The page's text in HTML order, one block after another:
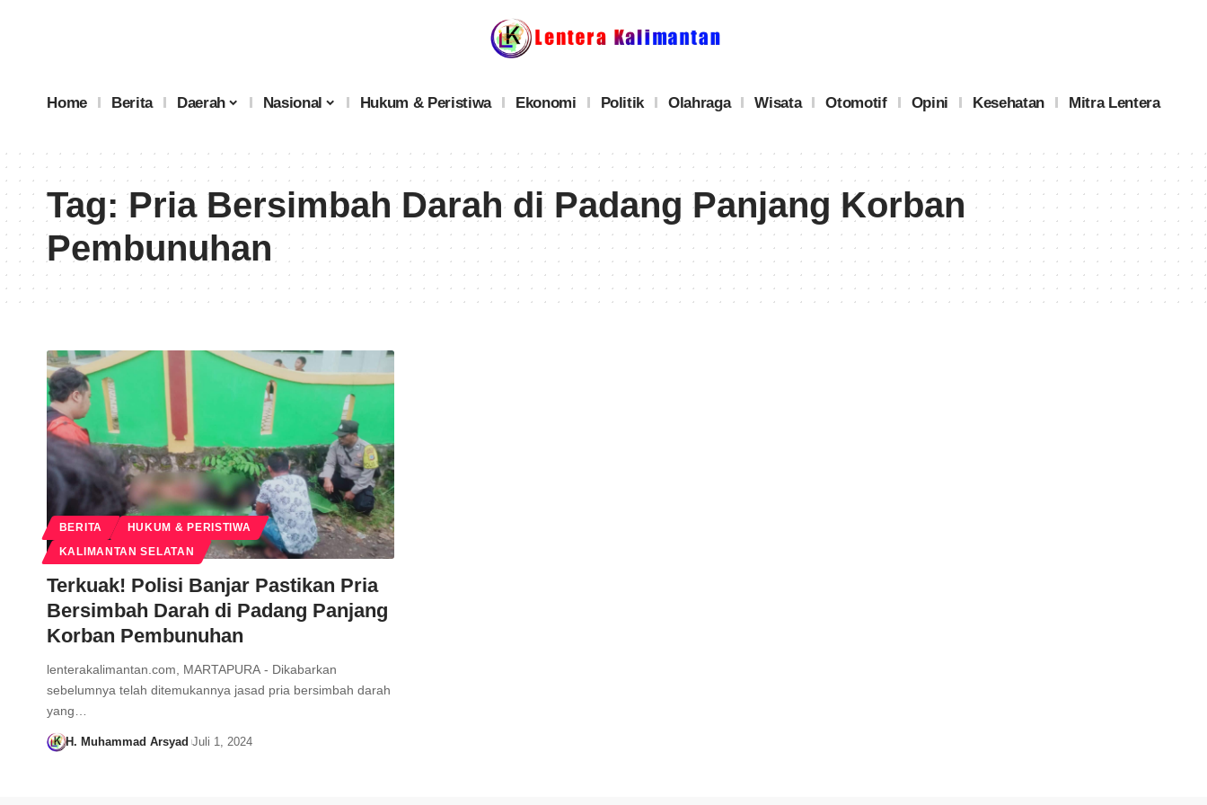
Home Berita Daerah Nasional Hukum & Peristiwa Ekonomi Politik Olahraga Wisata Otomotif Opini Kesehatan Mitra Lentera
Tag:Pria Bersimbah Darah di Padang Panjang Korban
Pembunuhan
BERITA HUKUM & PERISTIWA
KALIMANTAN SELATAN
Terkuak! Polisi Banjar Pastikan Pria
Bersimbah Darah di Padang Panjang
Korban Pembunuhan
lenterakalimantan.com, MARTAPURA - Dikabarkan
sebelumnya telah ditemukannya jasad pria bersimbah darah
yang…
H. Muhammad Arsyad Juli 1, 2024